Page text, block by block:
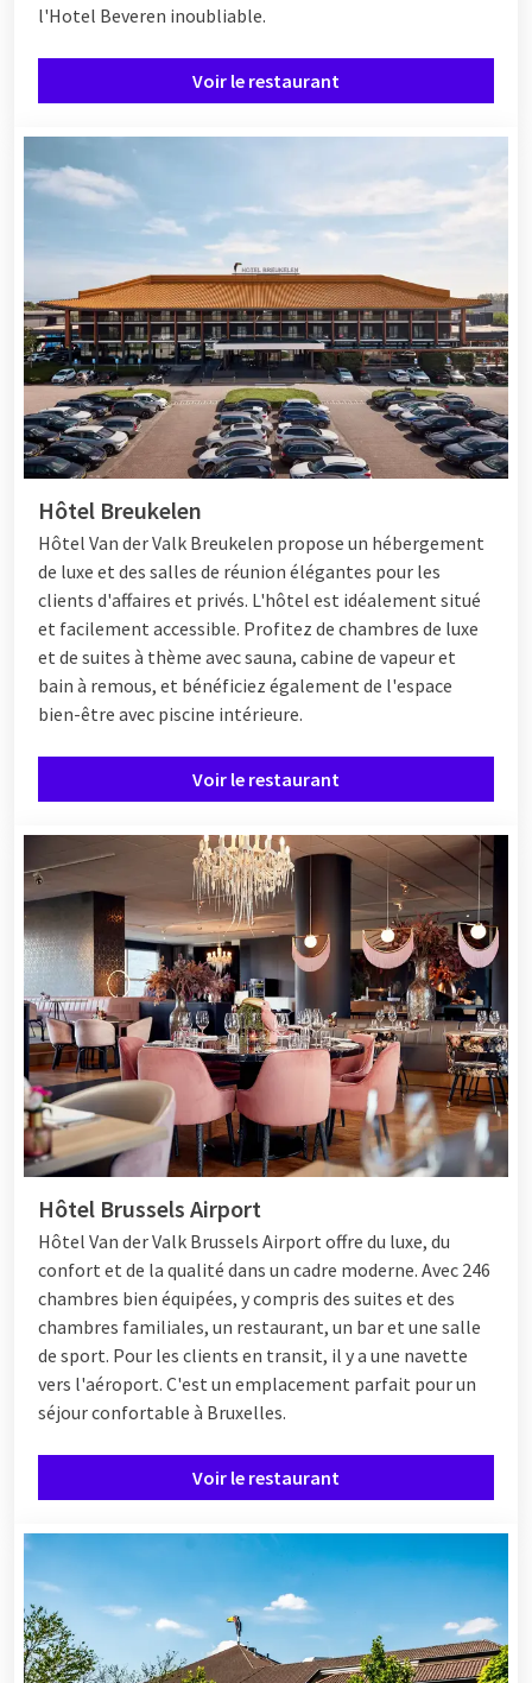
l'Hotel Beveren inoubliable.
Voir le restaurant
Hôtel Breukelen
Hôtel Van der Valk Breukelen propose un hébergement
de luxe et des salles de réunion élégantes pour les
clients d'affaires et privés. L'hôtel est idéalement situé
et facilement accessible. Profitez de chambres de luxe
et de suites à thème avec sauna, cabine de vapeur et
bain à remous, et bénéficiez également de l'espace
bien-être avec piscine intérieure.
Voir le restaurant
Hôtel Brussels Airport
Hôtel Van der Valk Brussels Airport offre du luxe, du
confort et de la qualité dans un cadre moderne. Avec 246
chambres bien équipées, y compris des suites et des
chambres familiales, un restaurant, un bar et une salle
de sport. Pour les clients en transit, il y a une navette
vers l'aéroport. C'est un emplacement parfait pour un
séjour confortable à Bruxelles.
Voir le restaurant